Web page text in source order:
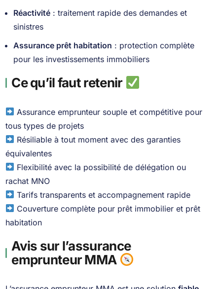
Réactivité : traitement rapide des demandes et
sinistres
Assurance prêt habitation : protection complète
pour les investissements immobiliers
Ce qu’il faut retenir
Assurance emprunteur souple et compétitive pour
tous types de projets
Résiliable à tout moment avec des garanties
équivalentes
Flexibilité avec la possibilité de délégation ou
rachat MNO
Tarifs transparents et accompagnement rapide
Couverture complète pour prêt immobilier et prêt
habitation
Avis sur l’assurance
emprunteur MMA